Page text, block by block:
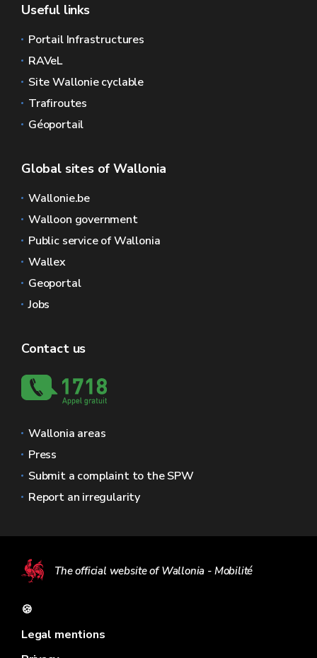
Useful links
Portail Infrastructures
RAVeL
Site Wallonie cyclable
Trafiroutes
Géoportail
Global sites of Wallonia
Wallonie.be
Walloon government
Public service of Wallonia
Wallex
Geoportal
Jobs
Contact us
Wallonia areas
Press
Submit a complaint to the SPW
Report an irregularity
The official website of Wallonia - Mobilité
🍪
Legal mentions